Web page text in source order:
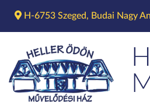
H-6753 Szeged, Budai Nagy